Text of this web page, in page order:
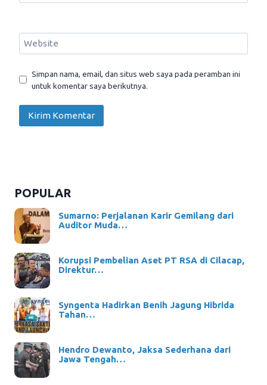
Website
Simpan nama, email, dan situs web saya pada peramban ini
untuk komentar saya berikutnya.
POPULAR
Sumarno: Perjalanan Karir Gemilang dari
Auditor Muda…
Korupsi Pembelian Aset PT RSA di Cilacap,
Direktur…
Syngenta Hadirkan Benih Jagung Hibrida
Tahan…
Hendro Dewanto, Jaksa Sederhana dari
Jawa Tengah…